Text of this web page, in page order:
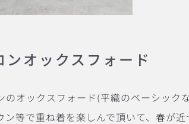
ンオックスフォード
のオックスフォード(平織のベーシック
ン等で重ね着を楽しんで頂いて、春が